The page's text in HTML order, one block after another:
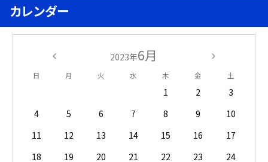
カレンダー
2023年6月
日 月 火 水 木 金 土
1 2
3
4
5 6 7 8 9
10
11
12 13 14 15 16
17
18
19 20 21 22 23
24